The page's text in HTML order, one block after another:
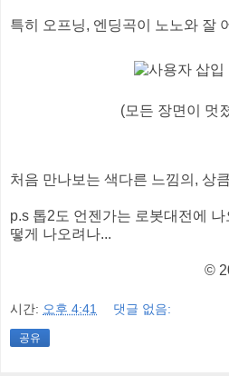
특히 오프닝, 엔딩곡이 노노와 잘
(모든 장면이 멋
처음 만나보는 색다른 느낌의, 상
p.s 톱2도 언젠가는 로봇대전에
떻게 나오려나...
©
시간: 오후 4:41 댓글 없음:
공유